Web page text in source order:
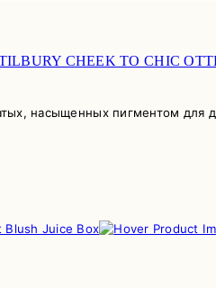
CHEEK TO CHIC
насыщенных пигментом для